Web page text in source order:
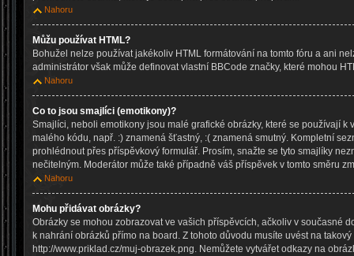
Nahoru
Můžu používat HTML?
Bohužel nelze používat jakékoliv HTML formátování na tomto fóru a ani
administrátor však může definovat vlastní BBCode značky, které mohou
Nahoru
Co to jsou smajlíci (emotikony)?
Smajlíci, neboli emotikony jsou malé grafické obrázky, které se používají k
malého kódu, např. :) znamená šťastný, :( znamená smutný. Kompletní
prohlédnout přes příspěvkový formulář. Prosím, snažte se tyto smajlíky
nečitelným. Moderátor může také případně váš příspěvek v tomto směru
Nahoru
Mohu přidávat obrázky?
Obrázky se mohou zobrazovat ve vašich příspěvcích, ačkoliv v současné
k nahrání obrázků přímo na board. Z tohoto důvodu musíte uvést na
http://www.priklad.cz/muj-obrazek.png. Nemůžete vytvářet odkazy na